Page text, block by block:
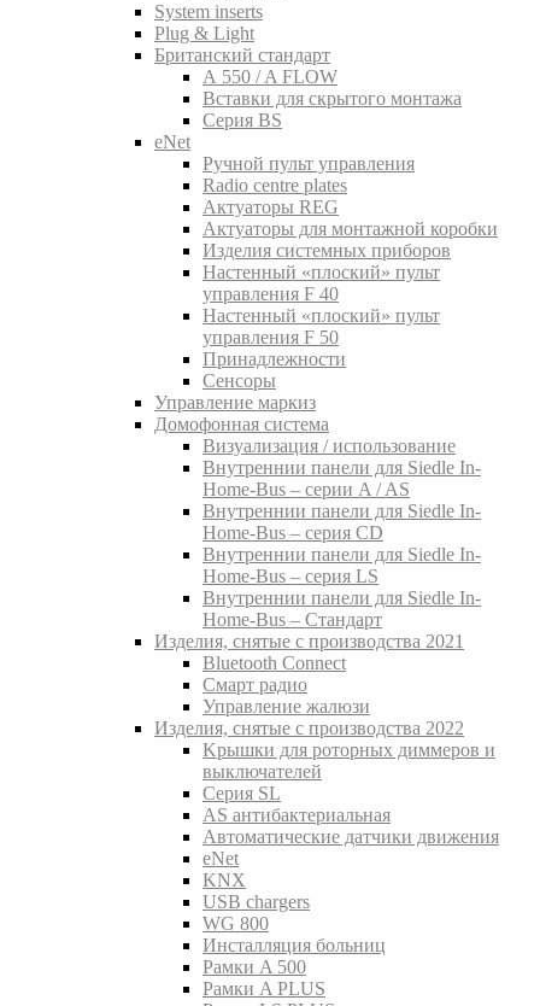
System inserts
Plug & Light
Британский стандарт
A 550 / A FLOW
Вставки для скрытого монтажа
Серия BS
eNet
Pучной пульт управления
Radio centre plates
Актуаторы REG
Актуаторы для монтажной коробки
Изделия системных приборов
Настенный «плоский» пульт
управления F 40
Настенный «плоский» пульт
управления F 50
Принадлежности
Сенсоры
Управление маркиз
Домофонная система
Визуализация / использование
Внутреннии панели для Siedle In-
Home-Bus – серии A / AS
Внутреннии панели для Siedle In-
Home-Bus – серия CD
Внутреннии панели для Siedle In-
Home-Bus – серия LS
Внутреннии панели для Siedle In-
Home-Bus – Стандарт
Изделия, снятые с производства 2021
Bluetooth Connect
Смарт радио
Управление жалюзи
Изделия, снятые с производства 2022
Kрышки для роторных диммеров и
выключателей
Серия SL
AS антибактериальная
Aвтоматические датчики движения
eNet
KNX
USB chargers
WG 800
Инсталляция больниц
Рамки A 500
Рамки A PLUS